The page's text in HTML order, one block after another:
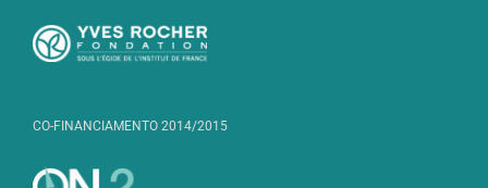
CO-FINANCIAMENTO 2014/2015